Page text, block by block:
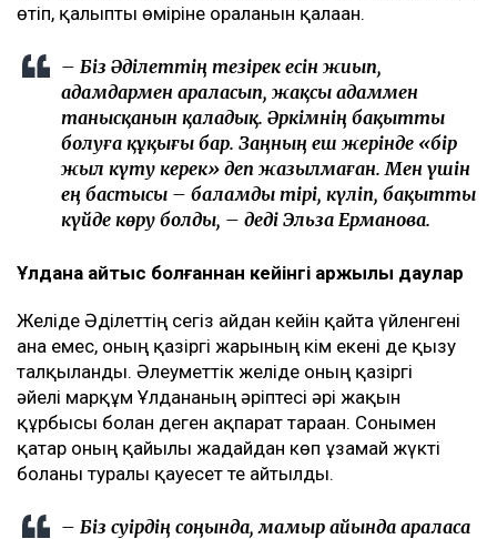
өтіп, қалыпты өміріне оралғанын қалаған.
– Біз Әділеттің тезірек есін жиып,
адамдармен араласып, жақсы адаммен
танысқанын қаладық. Әркімнің бақытты
болуға құқығы бар. Заңның еш жерінде «бір
жыл күту керек» деп жазылмаған. Мен үшін
ең бастысы – баламды тірі, күліп, бақытты
күйде көру болды, – деді Эльза Ерманова.
Ұлдана қайтыс болғаннан кейінгі қаржылық даулар
Желіде Әділеттің сегіз айдан кейін қайта үйленгені
ғана емес, оның қазіргі жарының кім екені де қызу
талқыланды. Әлеуметтік желіде оның қазіргі
әйелі марқұм Ұлдананың әріптесі әрі жақын
құрбысы болған деген ақпарат тараған. Сонымен
қатар оның қайғылы жағдайдан көп ұзамай жүкті
болғаны туралы қауесет те айтылды.
– Біз сәуірдің соңында, мамыр айында араласа